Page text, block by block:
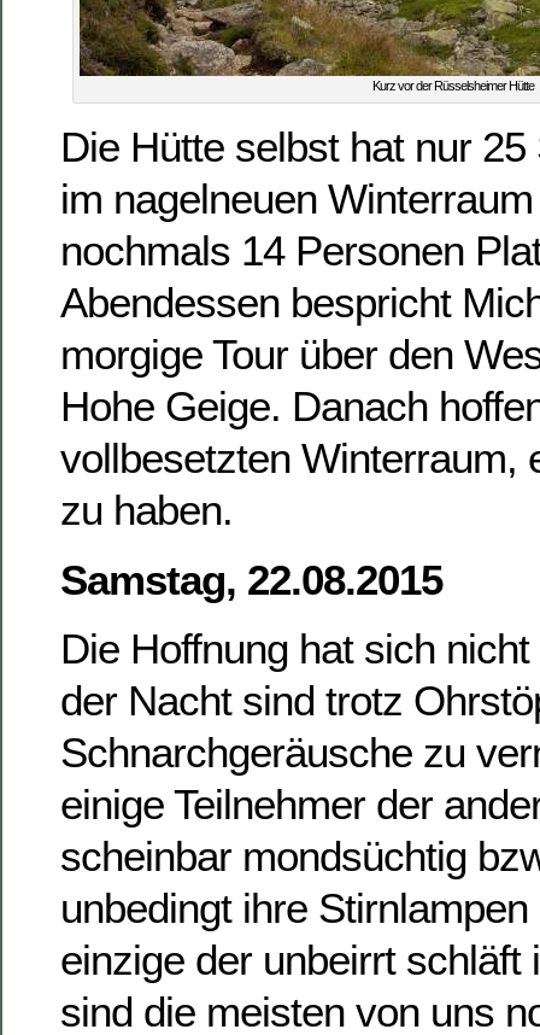
Kurz vor der Rüsselsheimer Hütte
Die Hütte selbst hat nur
im nagelneuen
nochmals 14 Personen
Abendessen bespricht
morgige Tour über den
Hohe Geige. Danach
vollbesetzten Winterraum,
zu haben.
Samstag, 22.08.2015
Die Hoffnung hat sich
der Nacht sind trotz
Schnarchgeräusche zu
einige Teilnehmer der
scheinbar mondsüchtig
unbedingt ihre
einzige der unbeirrt schläft
sind die meisten von uns